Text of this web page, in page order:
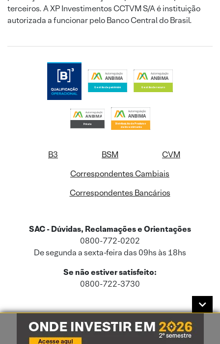
terceiros. A XP Investimentos CCTVM S/A é instituição
autorizada a funcionar pelo Banco Central do Brasil.
B3 BSM
CVM
Correspondentes Cambiais
Correspondentes Bancários
SAC - Dúvidas, Reclamações e Orientações
0800-772-0202
De segunda a sexta-feira das 09hs às 18hs
Se não estiver satisfeito:
0800-722-3730
Este site usa cookies e dados pessoais de acordo com a nossaPolítica de
Cookies
e a nossaPolítica de Privacidade.